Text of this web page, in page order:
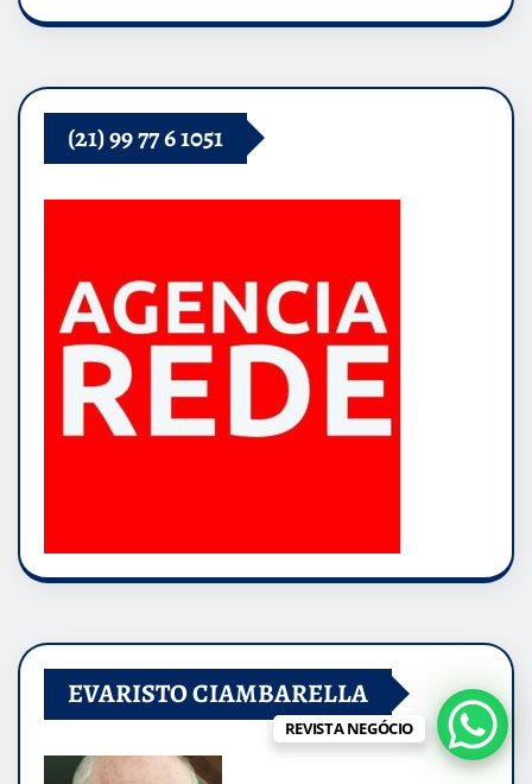
(21) 99 77 6 1051
EVARISTO CIAMBARELLA
REVISTA NEGÓCIO